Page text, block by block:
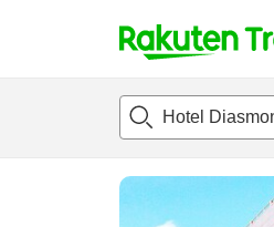
t
p
a
แนะนำที่พักห้องพักแล